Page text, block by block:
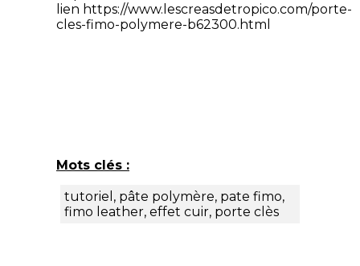
lien https://www.lescreasdetropico.com/porte-
cles-fimo-polymere-b62300.html
Mots clés :
tutoriel, pâte polymère, pate fimo,
fimo leather, effet cuir, porte clès